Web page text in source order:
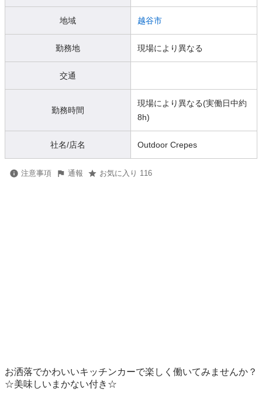
地域 越谷市
勤務地 現場により異なる
交通
勤務時間
現場により異なる(実働日中約
8h)
社名/店名 Outdoor Crepes
注意事項 通報 お気に入り 116
お洒落でかわいいキッチンカーで楽しく働いてみませんか？
☆美味しいまかない付き☆